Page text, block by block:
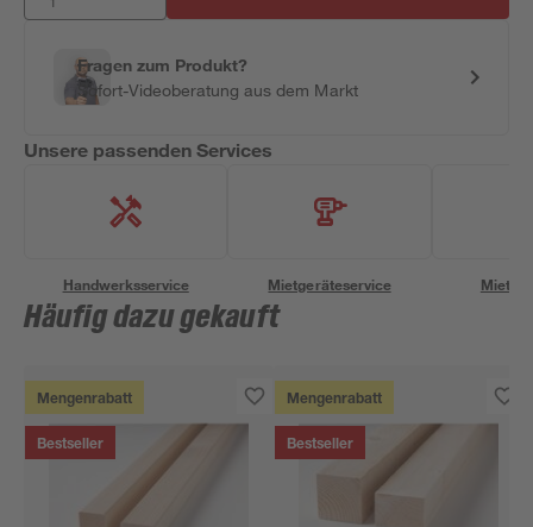
Fragen zum Produkt?
Sofort-Videoberatung aus dem Markt
Unsere passenden Services
Handwerksservice Mietgeräteservice
Häufig dazu gekauft
Mengenrabatt
Bestseller
Mengenrabatt
Bestseller